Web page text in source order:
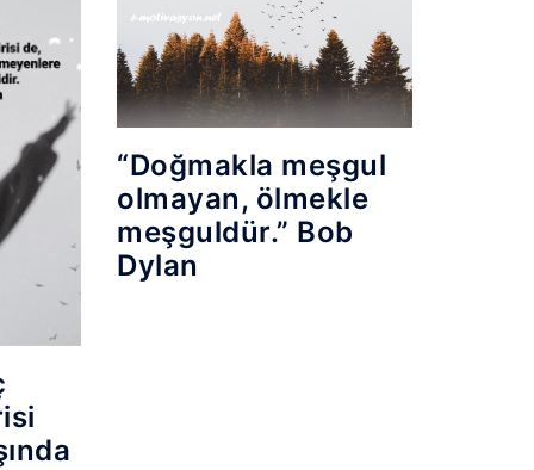
“Doğmakla meşgul
olmayan, ölmekle
meşguldür.” Bob
Dylan